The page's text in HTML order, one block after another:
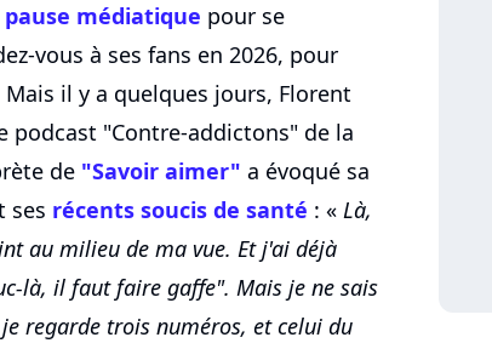
médiatique pour se
vous à ses fans en 2026, pour
il y a quelques jours, Florent
podcast "Contre-addictons" de la
de "Savoir aimer" a évoqué sa
ses récents soucis de santé : « Là,
au milieu de ma vue. Et j'ai déjà
là, il faut faire gaffe". Mais je ne sais
regarde trois numéros, et celui du